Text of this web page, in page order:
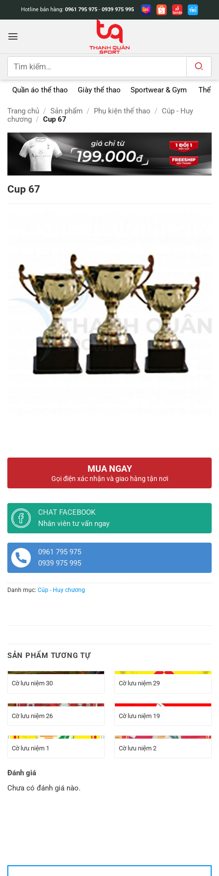
dung
Hotline bán hàng: 0961 795 975 - 0939 975 995
Tìm
Quần áo thể thao Giày thể thao Sportwear & Gym Thể
Trang chủ / Sản phẩm / Phụ kiện thể thao / Cúp - Huy
chương / Cup 67
Cup 67
MUA NGAY
Gọi điện xác nhận và giao hàng tận nơi
CHAT FACEBOOK
Nhân viên tư vấn ngay
0961 795 975
0939 975 995
Danh mục: Cúp - Huy chương
SẢN PHẨM TƯƠNG TỰ
Cờ lưu niệm 30 Cờ lưu niệm 29
Cờ lưu niệm 26 Cờ lưu niệm 19
Cờ lưu niệm 1 Cờ lưu niệm 2
Đánh giá
Chưa có đánh giá nào.